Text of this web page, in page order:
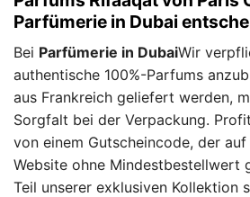
Parfümerie in Dubai
Bei Parfümerie in DubaiWir
authentische 100%-Parfums
aus Frankreich geliefert werden,
Sorgfalt bei der Verpackung.
von einem Gutscheincode, der
Website ohne Mindestbestellwert
Teil unserer exklusiven Kollektion